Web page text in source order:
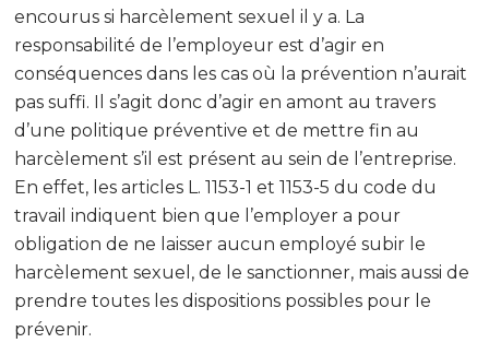
encourus si harcèlement sexuel il y a. La
responsabilité de l’employeur est d’agir en
conséquences dans les cas où la prévention n’aurait
pas suffi. Il s’agit donc d’agir en amont au travers
d’une politique préventive et de mettre fin au
harcèlement s’il est présent au sein de l’entreprise.
En effet, les articles L. 1153-1 et 1153-5 du code du
travail indiquent bien que l’employer a pour
obligation de ne laisser aucun employé subir le
harcèlement sexuel, de le sanctionner, mais aussi de
prendre toutes les dispositions possibles pour le
prévenir.